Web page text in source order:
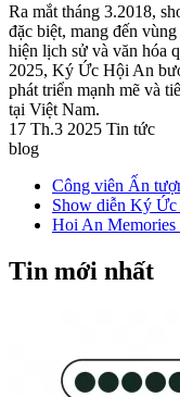
Ra mắt tháng 3.2018,
đặc biệt, mang đến
hiện lịch sử và văn hóa
2025, Ký Ức Hội An
phát triển mạnh mẽ và
tại Việt Nam.
17 Th.3 2025 Tin tức
blog
Công viên Ấn
Show diễn Ký
Hoi An Memories
Tin mới nhất